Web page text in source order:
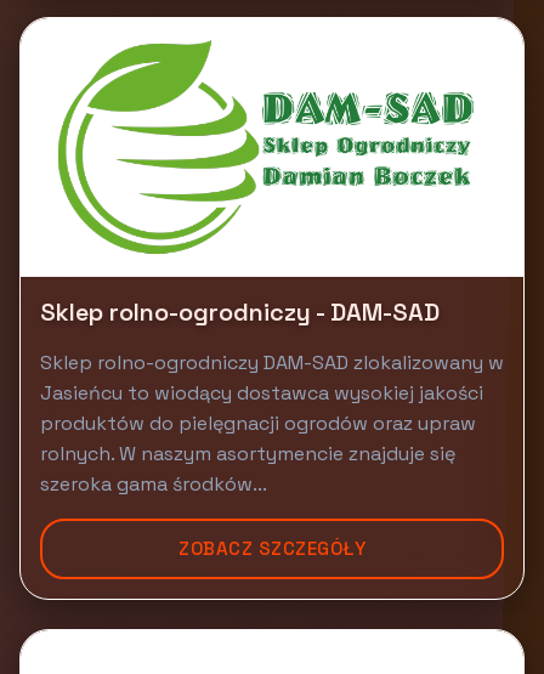
Sklep rolno-ogrodniczy - DAM-SAD
Sklep rolno-ogrodniczy DAM-SAD zlokalizowany w
Jasieńcu to wiodący dostawca wysokiej jakości
produktów do pielęgnacji ogrodów oraz upraw
rolnych. W naszym asortymencie znajduje się
szeroka gama środków...
ZOBACZ SZCZEGÓŁY